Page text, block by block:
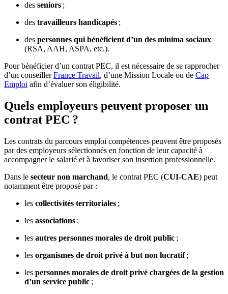
des seniors ;
des travailleurs handicapés ;
des personnes qui bénéficient d’un des minima sociaux
(RSA, AAH, ASPA, etc.).
Pour bénéficier d’un contrat PEC, il est nécessaire de se rapprocher
d’un conseillerFrance Travail, d’une Mission Locale ou de Cap
Emploi afin d’évaluer son éligibilité.
Quels employeurs peuvent proposer un
contrat PEC ?
Les contrats du parcours emploi compétences peuvent être proposés
par des employeurs sélectionnés en fonction de leur capacité à
accompagner le salarié et à favoriser son insertion professionnelle.
Dans le secteur non marchand, le contrat PEC (CUI-CAE) peut
notamment être proposé par :
les collectivités territoriales ;
les associations ;
les autres personnes morales de droit public ;
les organismes de droit privé à but non lucratif;
les personnes morales de droit privé chargées de la gestion
d’un service public ;